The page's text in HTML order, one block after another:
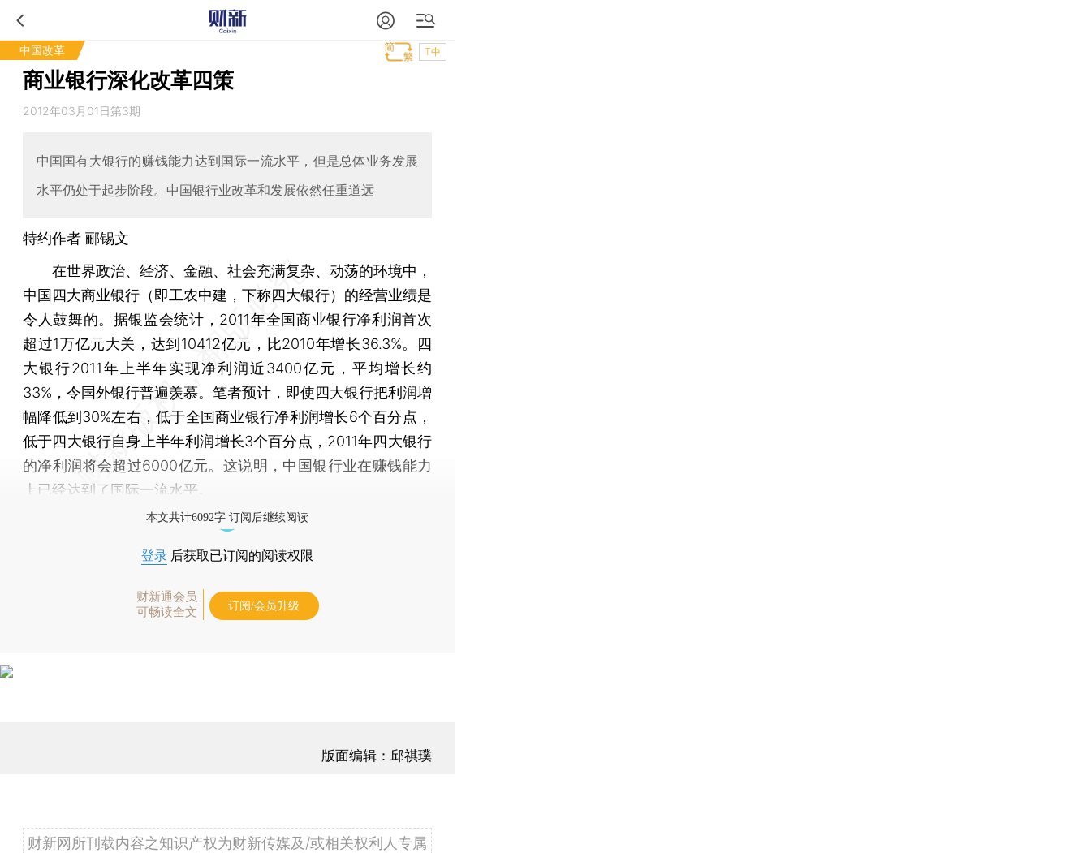
中国改革 T中
商业银行深化改革四策
2012年03月01日第3期
中国国有大银行的赚钱能力达到国际一流水平，但是总体业务发展
水平仍处于起步阶段。中国银行业改革和发展依然任重道远
特约作者 郦锡文
在世界政治、经济、金融、社会充满复杂、动荡的环境中，
中国四大商业银行（即工农中建，下称四大银行）的经营业绩是
令人鼓舞的。据银监会统计，2011年全国商业银行净利润首次
超过1万亿元大关，达到10412亿元，比2010年增长36.3%。四
大银行2011年上半年实现净利润近3400亿元，平均增长约
33%，令国外银行普遍羡慕。笔者预计，即使四大银行把利润增
幅降低到30%左右，低于全国商业银行净利润增长6个百分点，
低于四大银行自身上半年利润增长3个百分点，2011年四大银行
的净利润将会超过6000亿元。这说明，中国银行业在赚钱能力
上已经达到了国际一流水平。
本文共计6092字 订阅后继续阅读
登录 后获取已订阅的阅读权限
财新通会员
可畅读全文
订阅/会员升级
版面编辑：邱祺璞
财新网所刊载内容之知识产权为财新传媒及/或相关权利人专属